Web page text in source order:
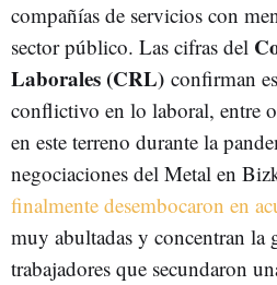
compañías de servicios con
sector público. Las cifras del
Laborales (CRL) confirman
conflictivo en lo laboral, entre
en este terreno durante la
negociaciones del Metal en
finalmente desembocaron en
muy abultadas y concentran la
trabajadores que secundaron